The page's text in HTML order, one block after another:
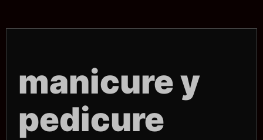
manicure y
pedicure